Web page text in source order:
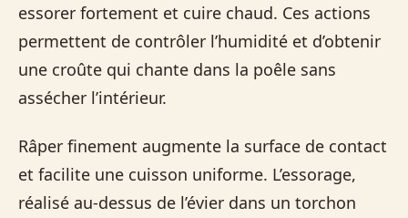
essorer fortement et cuire chaud. Ces actions
permettent de contrôler l’humidité et d’obtenir
une croûte qui chante dans la poêle sans
assécher l’intérieur.
Râper finement augmente la surface de contact
et facilite une cuisson uniforme. L’essorage,
réalisé au-dessus de l’évier dans un torchon